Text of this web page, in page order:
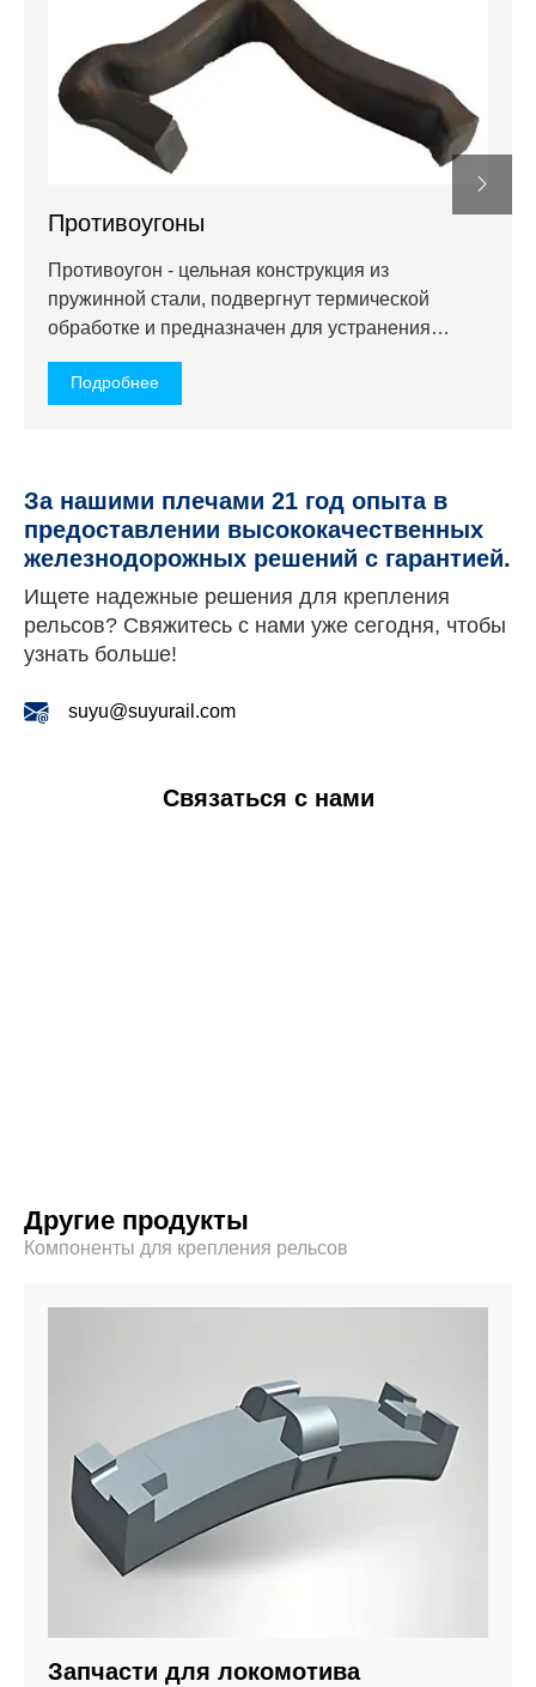
Противоугоны
Противоугон - цельная конструкция из
пружинной стали, подвергнут термической
обработке и предназначен для устранения
обеспечивает большую опорную поверхность
Подробнее
За нашими плечами 21 год опыта в
предоставлении высококачественных
железнодорожных решений с гарантией.
Ищете надежные решения для крепления
рельсов? Свяжитесь с нами уже сегодня, чтобы
узнать больше!
suyu@suyurail.com
Связаться с нами
Другие продукты
Компоненты для крепления рельсов
Запчасти для локомотива